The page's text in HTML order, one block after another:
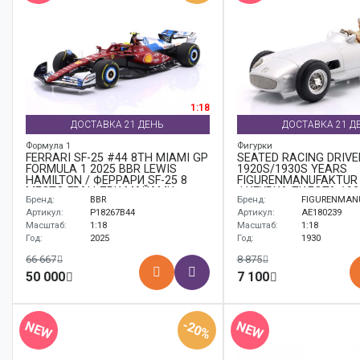
1:18
ДОСТАВКА 21 ДЕНЬ
Формула 1
FERRARI SF-25 #44 8TH MIAMI GP
FORMULA 1 2025 BBR LEWIS
HAMILTON / ФЕРРАРИ SF-25 8
МЕСТО ГРАН-ПРИ МАЙАМИ
ФОРМУЛА-1 ББР ЛЬЮИС
ХЭМИЛТОН
Бренд:
BBR
Артикул:
P18267B44
Масштаб:
1:18
Год:
2025
66 667
50 000
ДОСТАВКА 21
Фигурки
SEATED RACING
1920S/1930S YEARS
ФИГУРКА ПИЛОТА
ЙИРС
Бренд:
Артикул:
AE180239
Масштаб:
1:18
Год:
1930
8 875
7 100
NEW -20% NEW